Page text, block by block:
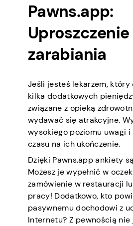
Pawns.app:
zarabiania
Jeśli jesteś lekarzem,
kilka dodatkowych
związane z opieką
wydawać się atrakcyjne.
wysokiego poziomu uwagi
czasu na ich ukończenie.
Dzięki Pawns.app ankiety
Możesz je wypełnić w
zamówienie w restauracji
pracy! Dodatkowo, kto
pasywnemu dochodowi z
Internetu? Z pewnością